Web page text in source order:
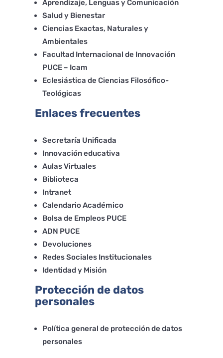
Aprendizaje, Lenguas y Comunicación
Salud y Bienestar
Ciencias Exactas, Naturales y
Ambientales
Facultad Internacional de Innovación
PUCE – Icam
Eclesiástica de Ciencias Filosófico-
Teológicas
Enlaces frecuentes
Secretaría Unificada
Innovación educativa
Aulas Virtuales
Biblioteca
Intranet
Calendario Académico
Bolsa de Empleos PUCE
ADN PUCE
Devoluciones
Redes Sociales Institucionales
Identidad y Misión
Protección de datos
personales
Política general de protección de datos
personales